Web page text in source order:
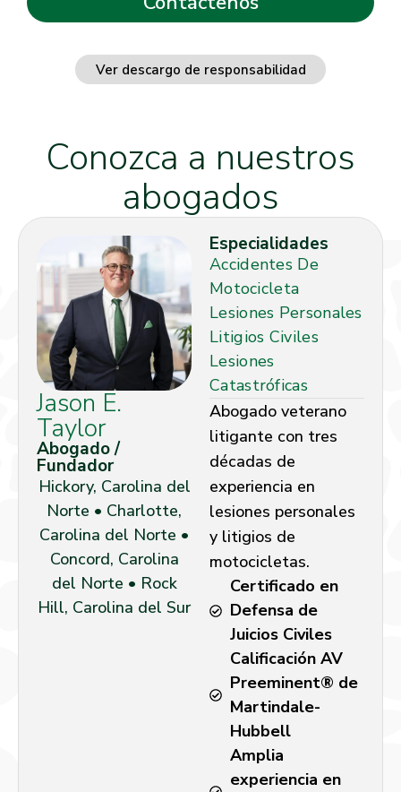
Ver descargo de responsabilidad
Conozca a nuestros
abogados
Jason E.
Taylor
Abogado /
Fundador
Hickory, Carolina del
Norte • Charlotte,
Carolina del Norte •
Concord, Carolina
del Norte • Rock
Hill, Carolina del Sur
Especialidades
Accidentes De
Motocicleta
Lesiones Personales
Litigios Civiles
Lesiones
Catastróficas
Abogado veterano
litigante con tres
décadas de
experiencia en
lesiones personales
y litigios de
motocicletas.
Certificado en
Defensa de
Juicios Civiles
Calificación AV
Preeminent® de
Martindale-
Hubbell
Amplia
experiencia en